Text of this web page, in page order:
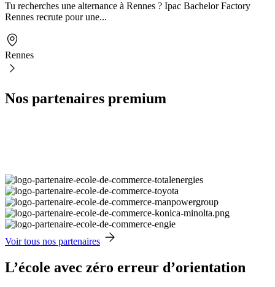
Tu recherches une alternance à Rennes ? Ipac Bachelor Factory
Rennes recrute pour une...
Rennes
Nos partenaires premium
Voir tous nos partenaires
L’école avec zéro erreur d’orientation